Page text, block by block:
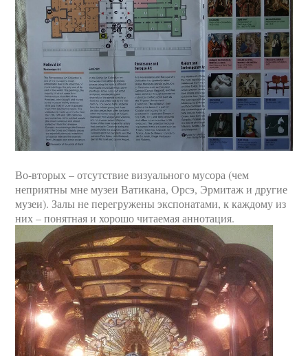
Во-вторых – отсутствие визуального мусора (чем
неприятны мне музеи Ватикана, Орсэ, Эрмитаж и другие
музеи). Залы не перегружены экспонатами, к каждому из
них – понятная и хорошо читаемая аннотация.